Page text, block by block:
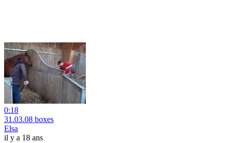
0:18
31.03.08 boxes
Elsa
il y a 18 ans